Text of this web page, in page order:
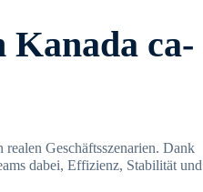
Kanada ca-
Geschäftsszenarien. Dank
dabei, Effizienz, Stabilität und